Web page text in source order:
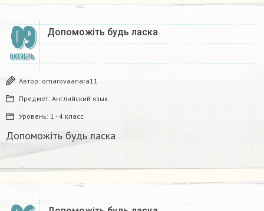
09
ОКТЯБРЬ
Допоможіть будь ласка​
Автор: omarovaanara11
Предмет: Английский язык
Уровень: 1 - 4 класс
Допоможіть будь ласка​